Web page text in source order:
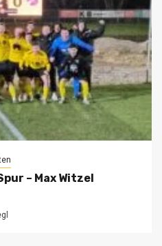
– Max Witzel